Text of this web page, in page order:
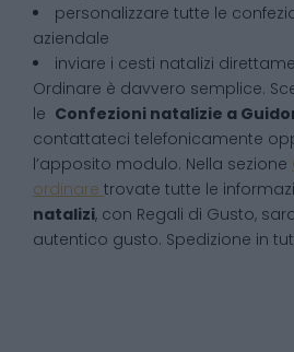
personalizzare tutte le
aziendale
inviare i cesti natalizi
Ordinare è davvero semplice.
le Confezioni natalizie a
contattateci telefonicamente
l’apposito modulo. Nella sezione
ordinare trovate tutte le
natalizi, con Regali di Gusto,
autentico gusto. Spedizione in